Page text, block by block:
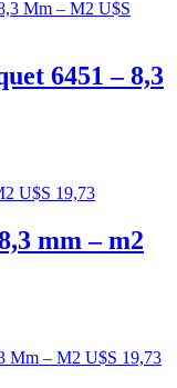
6451 – 8,3
mm – m2